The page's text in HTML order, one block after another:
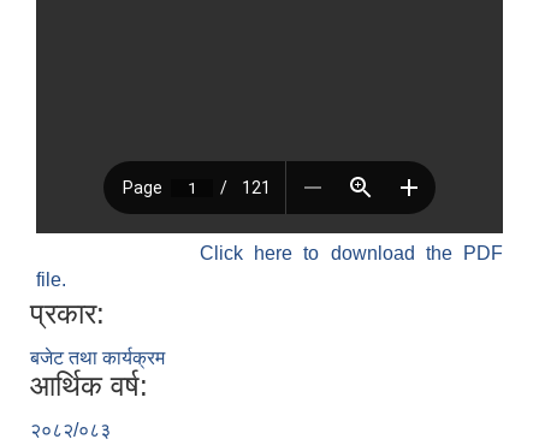
Click here to download the PDF
file.
प्रकार:
बजेट तथा कार्यक्रम
आर्थिक वर्ष:
२०८२/०८३